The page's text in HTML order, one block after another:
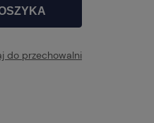
do przechowalni